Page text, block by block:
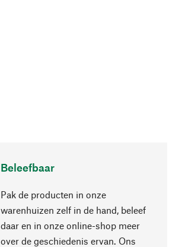
Beleefbaar
Pak de producten in onze
warenhuizen zelf in de hand, beleef
daar en in onze online-shop meer
over de geschiedenis ervan. Ons
Naar boven